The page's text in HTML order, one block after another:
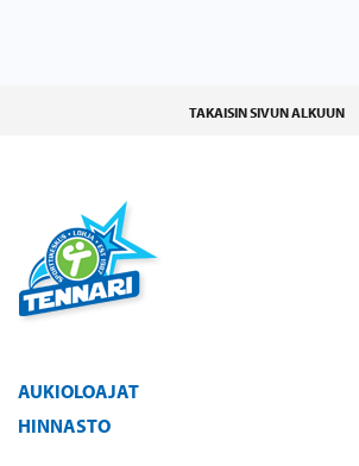
TAKAISIN SIVUN ALKUUN
AUKIOLOAJAT
HINNASTO